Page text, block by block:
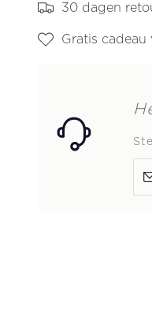
30 dagen
Gratis cadeau